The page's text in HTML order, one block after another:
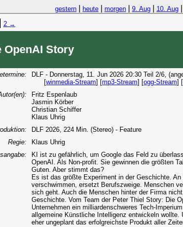
gestern heute morgen 9. Aug 10. Aug
2 →
OpenAI Story
DLF - Donnerstag, 11. Jun 2026 20:30 Teil 2/6,
[winmedia-Stream] [mp3-Stream] [ogg-Stream] [
Fritz Espenlaub
Jasmin Körber
Christian Schiffer
Klaus Uhrig
DLF 2026, 224 Min. (Stereo) - Feature
Regie:
Klaus Uhrig
KI ist zu gefährlich, um Google das Feld zu
OpenAI. Als Non-profit. Sie gewinnen die größten
Guten. Aber stimmt das?
Es ist das größte Experiment in der Geschichte.
verschwimmen, ersetzt Berufszweige. Menschen
sich geht. Auch die Menschen hinter der Firma
Geschichte. Vom Team der Peter Thiel Story: Die
Unternehmen ein milliardenschweres Tech-
allgemeine Künstliche Intelligenz entwickeln
eher ungeplant das erfolgreichste Produkt aller